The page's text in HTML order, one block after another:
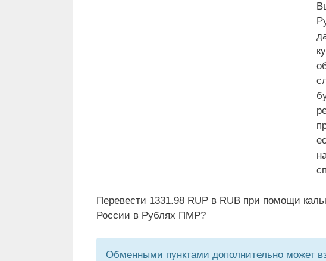
Перевести 1331.98 RUP в RUB при помощи
России в Рублях ПМР?
Обменными пунктами дополнительно может